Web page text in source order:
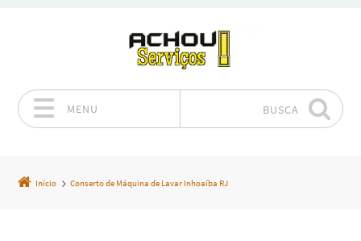
MENU BUSCA
Início Conserto de Máquina de Lavar Inhoaíba RJ